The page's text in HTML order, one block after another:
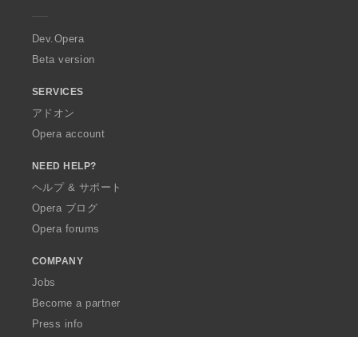
a
Dev.Opera
Beta version
SERVICES
アドオン
Opera account
NEED HELP?
ヘルプ & サポート
Opera ブログ
Opera forums
COMPANY
Jobs
Become a partner
Press info